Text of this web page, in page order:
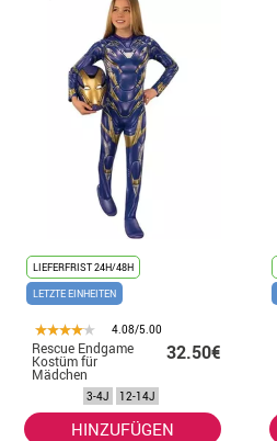
LIEFERFRIST 24H/48H
LETZTE EINHEITEN
4.08/5.00
Rescue Endgame
Kostüm für
Mädchen
32.50€
3-4J 12-14J
HINZUFÜGEN